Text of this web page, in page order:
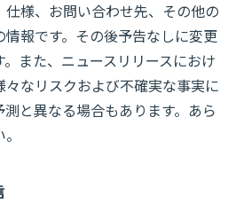
様、お問い合わせ先、その他の
報です。その後予告なしに変更
また、ニュースリリースにおけ
々なリスクおよび不確実な事実に
と異なる場合もあります。あら